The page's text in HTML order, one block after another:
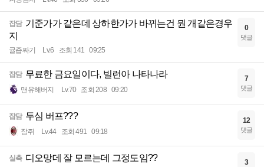
잡담 기준가가 같은데 상하한가가 바뀌는건 뭔 개같은경우
지
귤즙짜기 Lv.6 조회 141 09:25
0
댓글
잡담 무료한 금요일이다, 빌런아 나타나라
맨유해버지 Lv.70 조회 208 09:20
7
댓글
잡담 두심 버프???
잠쥐 Lv.44 조회 491 09:18
12
댓글
실축 디오망데 잘 모르는데 그정도임?? 3